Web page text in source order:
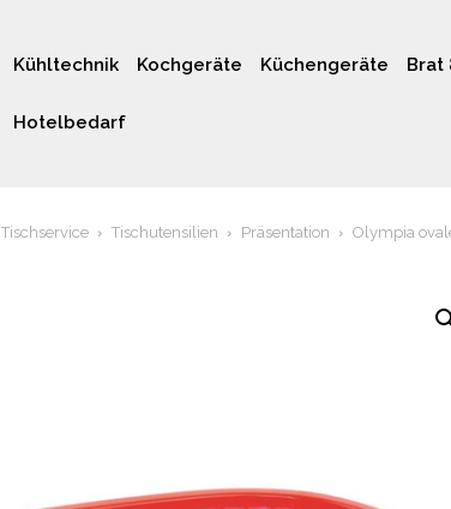
Kühltechnik Kochgeräte Küchengeräte Brat
Hotelbedarf
Tischservice Tischutensilien Präsentation Olympia